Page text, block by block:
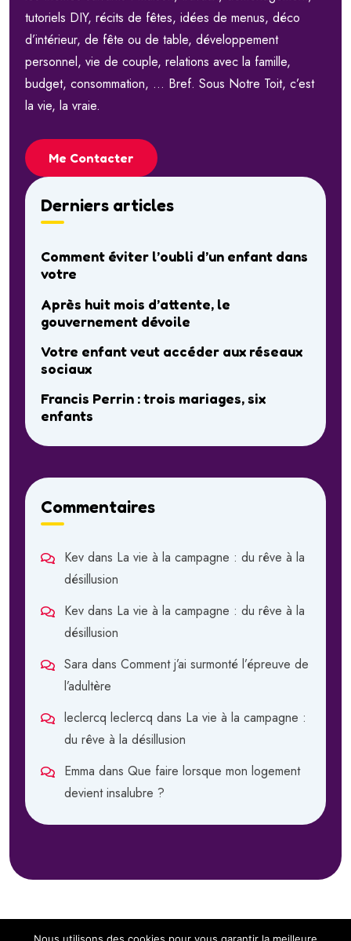
tutoriels DIY, récits de fêtes, idées de menus, déco
d’intérieur, de fête ou de table, développement
personnel, vie de couple, relations avec la famille,
budget, consommation, … Bref. Sous Notre Toit, c’est
la vie, la vraie.
Me Contacter
Derniers articles
Comment éviter l’oubli d’un enfant dans
votre
Après huit mois d’attente, le
gouvernement dévoile
Votre enfant veut accéder aux réseaux
sociaux
Francis Perrin : trois mariages, six
enfants
Commentaires
Kev dans La vie à la campagne : du rêve à la
désillusion
Kev dans La vie à la campagne : du rêve à la
désillusion
Sara dans Comment j’ai surmonté l’épreuve de
l’adultère
leclercq leclercq dans La vie à la campagne :
du rêve à la désillusion
Emma dans Que faire lorsque mon logement
devient insalubre ?